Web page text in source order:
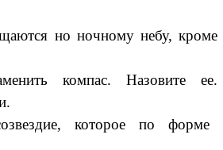
но ночному небу, кроме
компас. Назовите ее.
которое по форме